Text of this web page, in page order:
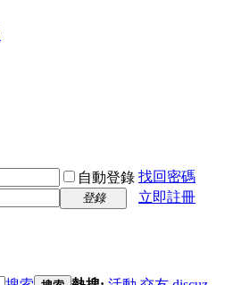
自動登錄 找回密碼
登錄
立即註冊